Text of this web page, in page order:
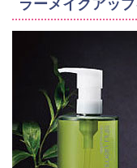
ラーメイクアッ